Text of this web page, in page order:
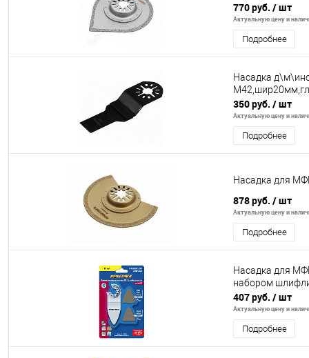
770 руб. / шт
Актуальную цену и
Подробнее
Насадка
350 руб. / шт
Актуальную цену и
Подробнее
Насадка для
878 руб. / шт
Актуальную цену и
Подробнее
Насадка для
набором
407 руб. / шт
Актуальную цену и
Подробнее